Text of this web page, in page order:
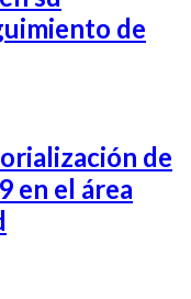
de
de
en el área